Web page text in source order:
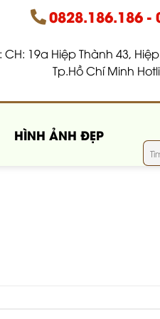
0828.186.186 -
CH: 19a Hiệp Thành 43,
Tp.Hồ Chí Minh
HÌNH ẢNH ĐẸP
Tìm